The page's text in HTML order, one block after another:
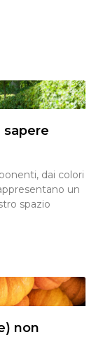
sapere
dai colori
un
spazio
non